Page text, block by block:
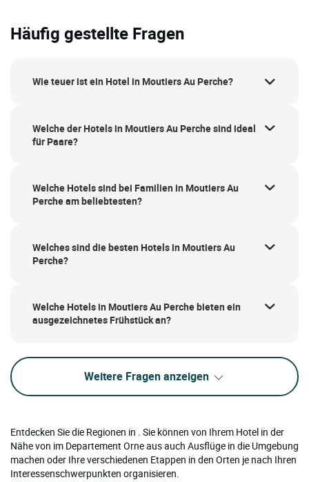
Häufig gestellte Fragen
Wie teuer ist ein Hotel in Moutiers Au Perche?
Welche der Hotels in Moutiers Au Perche sind ideal
für Paare?
Welche Hotels sind bei Familien in Moutiers Au
Perche am beliebtesten?
Welches sind die besten Hotels in Moutiers Au
Perche?
Welche Hotels in Moutiers Au Perche bieten ein
ausgezeichnetes Frühstück an?
Weitere Fragen anzeigen
Entdecken Sie die Regionen in . Sie können von Ihrem Hotel in der
Nähe von im Departement Orne aus auch Ausflüge in die Umgebung
machen oder Ihre verschiedenen Etappen in den Orten je nach Ihren
Interessenschwerpunkten organisieren.